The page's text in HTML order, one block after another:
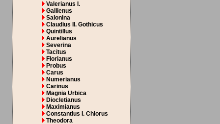
Valerianus I.
Gallienus
Salonina
Claudius II. Gothicus
Quintillus
Aurelianus
Severina
Tacitus
Florianus
Probus
Carus
Numerianus
Carinus
Magnia Urbica
Diocletianus
Maximianus
Constantius I. Chlorus
Theodora